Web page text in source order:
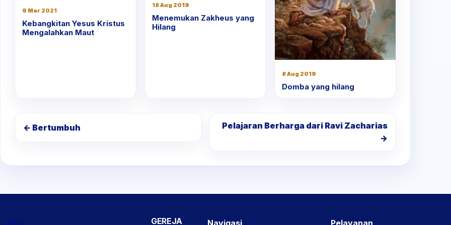
9 Mar 2021
Kebangkitan Yesus Kristus
Mengalahkan Maut
18 Aug 2019
Menemukan Zakheus yang
Hilang
8 Aug 2019
Domba yang hilang
← Bertumbuh
Pelajaran Berharga dari Ravi Zacharias
→
GEREJA